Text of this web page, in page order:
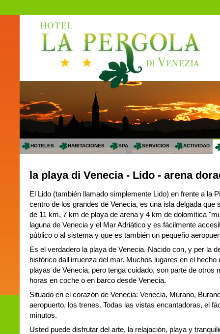
HOTELES HABITACIONES SPA SERVICIOS ACTIVIDAD
la playa di Venecia - Lido - arena
El Lido (también llamado simplemente Lido) en frente a la
centro de los grandes de Venecia, es una isla delgada que
de 11 km, 7 km de playa de arena y 4 km de dolomítica
laguna de Venecia y el Mar Adriático y es fácilmente
público o al sistema y que es también un pequeño
Es el verdadero la playa de Venecia. Nacido con, y per la
histórico dall'irruenza del mar. Muchos lugares en el hecho
playas de Venecia, pero tenga cuidado, son parte de otros
horas en coche o en barco desde Venecia.
Situado en el corazón de Venecia: Venecia, Murano,
aeropuerto, los trenes. Todas las vistas encantadoras, el
minutos.
Usted puede disfrutar del arte, la relajación, playa y